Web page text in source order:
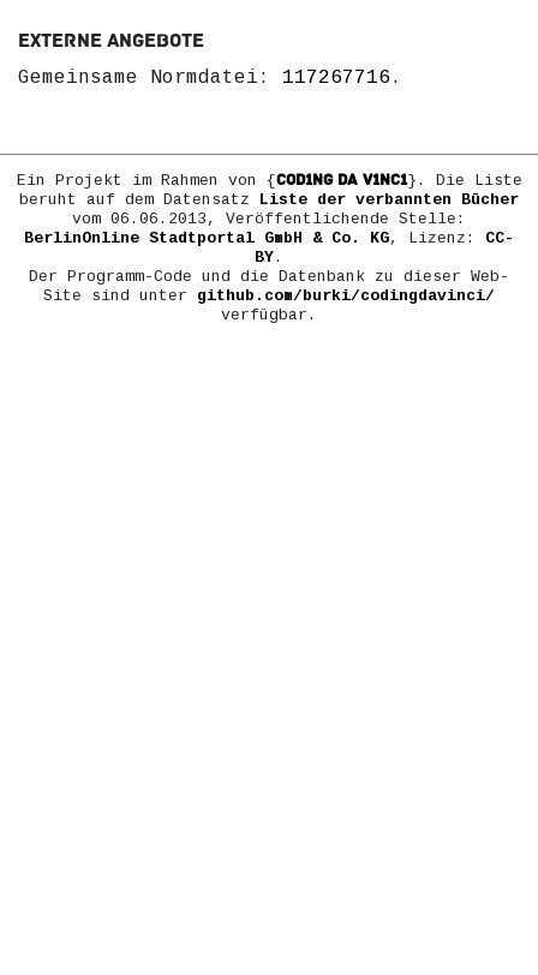
Externe Angebote
Gemeinsame Normdatei: 117267716.
Ein Projekt im Rahmen von {COD1NG DA V1NC1}. Die Liste
beruht auf dem Datensatz
Liste der verbannten Bücher
vom 06.06.2013, Veröffentlichende Stelle:
BerlinOnline Stadtportal GmbH & Co. KG, Lizenz: CC-
BY.
Der Programm-Code und die Datenbank zu dieser Web-
Site sind unter github.com/burki/codingdavinci/
verfügbar.